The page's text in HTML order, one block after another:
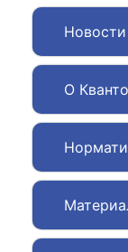
Новости
О